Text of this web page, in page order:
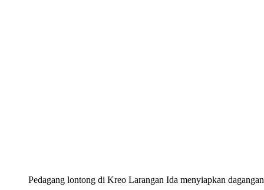
Pedagang lontong di Kreo Larangan Ida menyiapkan